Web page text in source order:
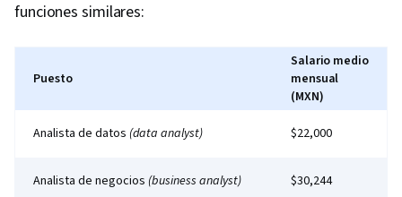
funciones similares:
Puesto
Salario medio
mensual
(MXN)
Analista de datos (data analyst) $22,000
Analista de negocios (business analyst) $30,244